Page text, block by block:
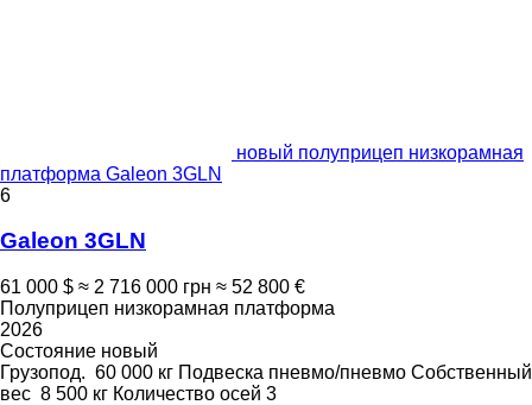
новый полуприцеп низкорамная
платформа Galeon 3GLN
6
Galeon 3GLN
61 000 $ ≈ 2 716 000 грн ≈ 52 800 €
Полуприцеп низкорамная платформа
2026
Состояние новый
Грузопод. 60 000 кг Подвеска пневмо/пневмо Собственный
вес 8 500 кг Количество осей 3